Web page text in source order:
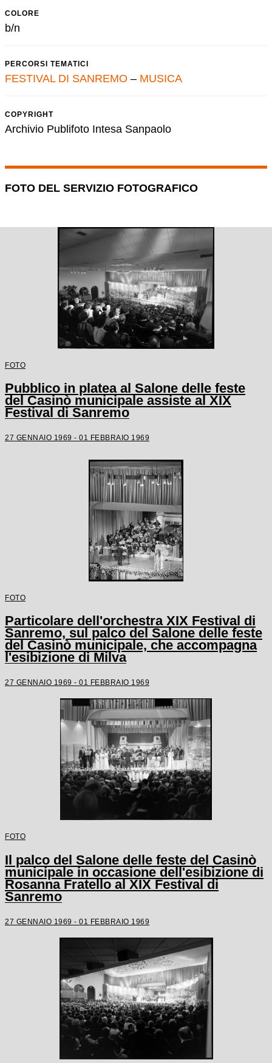
COLORE
b/n
PERCORSI TEMATICI
FESTIVAL DI SANREMO – MUSICA
COPYRIGHT
Archivio Publifoto Intesa Sanpaolo
FOTO DEL SERVIZIO FOTOGRAFICO
FOTO
Pubblico in platea al Salone delle feste
del Casinò municipale assiste al XIX
Festival di Sanremo
27 GENNAIO 1969 - 01 FEBBRAIO 1969
FOTO
Particolare dell'orchestra XIX Festival di
Sanremo, sul palco del Salone delle feste
del Casinò municipale, che accompagna
l'esibizione di Milva
27 GENNAIO 1969 - 01 FEBBRAIO 1969
FOTO
Il palco del Salone delle feste del Casinò
municipale in occasione dell'esibizione di
Rosanna Fratello al XIX Festival di
Sanremo
27 GENNAIO 1969 - 01 FEBBRAIO 1969